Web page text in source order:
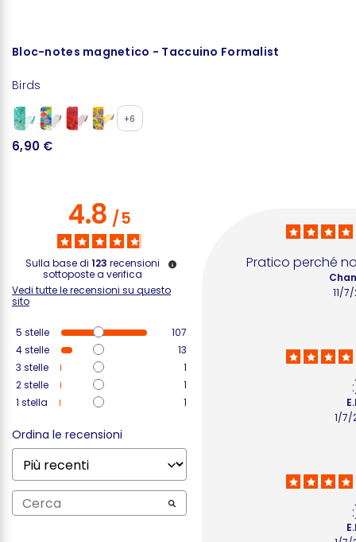
Bloc-notes magnetico - Taccuino Formalist
Birds
+6
6,90 €
4.8/5
Sulla base di 123 recensioni
sottoposte a verifica
Vedi tutte le recensioni su questo
sito
5 stelle
107
4stelle
13
3 stelle
1
2stelle
1
1 stella 1
Ordina le recensioni
Pratico perché
11/
1/7/